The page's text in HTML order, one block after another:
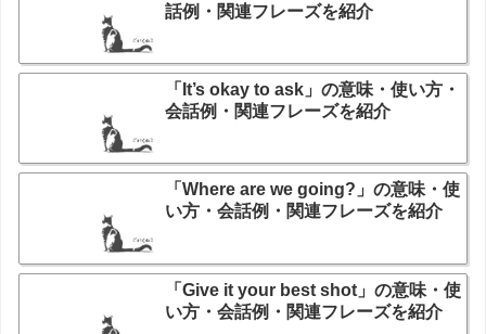
話例・関連フレーズを紹介
「It’s okay to ask」の意味・使い方・
会話例・関連フレーズを紹介
「Where are we going?」の意味・使
い方・会話例・関連フレーズを紹介
「Give it your best shot」の意味・使
い方・会話例・関連フレーズを紹介